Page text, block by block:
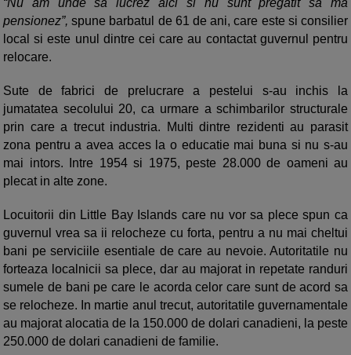
“Nu am unde sa lucrez aici si nu sunt pregatit sa ma
pensionez”, spune barbatul de 61 de ani, care este si consilier
local si este unul dintre cei care au contactat guvernul pentru
relocare.
Sute de fabrici de prelucrare a pestelui s-au inchis la
jumatatea secolului 20, ca urmare a schimbarilor structurale
prin care a trecut industria. Multi dintre rezidenti au parasit
zona pentru a avea acces la o educatie mai buna si nu s-au
mai intors. Intre 1954 si 1975, peste 28.000 de oameni au
plecat in alte zone.
Locuitorii din Little Bay Islands care nu vor sa plece spun ca
guvernul vrea sa ii relocheze cu forta, pentru a nu mai cheltui
bani pe serviciile esentiale de care au nevoie. Autoritatile nu
forteaza localnicii sa plece, dar au majorat in repetate randuri
sumele de bani pe care le acorda celor care sunt de acord sa
se relocheze. In martie anul trecut, autoritatile guvernamentale
au majorat alocatia de la 150.000 de dolari canadieni, la peste
250.000 de dolari canadieni de familie.